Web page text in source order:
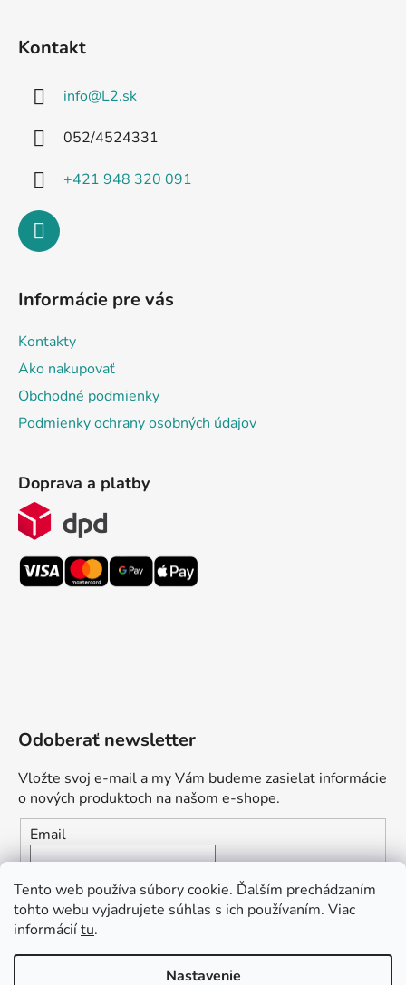
Tento web používa súbory cookie. Ďalším prechádzaním
tohto webu vyjadrujete súhlas s ich používaním. Viac
informáciítu.
Nastavenie
Kontakt
info@L2.sk
052/4524331
+421 948 320 091
Informácie pre vás
Kontakty
Ako nakupovať
Obchodné podmienky
Podmienky ochrany osobných údajov
Doprava a platby
Odoberať newsletter
Vložte svoj e-mail a my Vám budeme zasielať informácie
o nových produktoch na našom e-shope.
Email
Vložením e-mailu súhlasíte s
podmienkami ochrany
osobných údajov
môžem pomôcť?“